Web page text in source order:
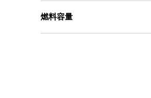
燃料容量